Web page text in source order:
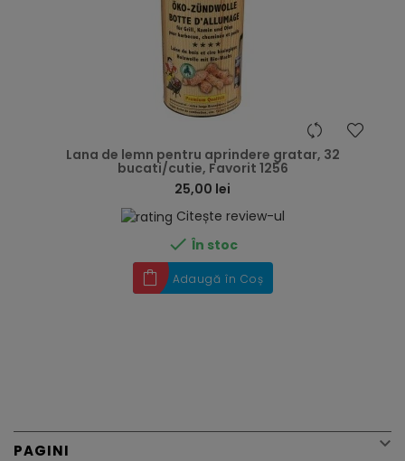
Lana de lemn pentru aprindere gratar, 32
bucati/cutie, Favorit 1256
25,00 lei
Citește review-ul
 În stoc
Adaugă în Coș
PAGINI 